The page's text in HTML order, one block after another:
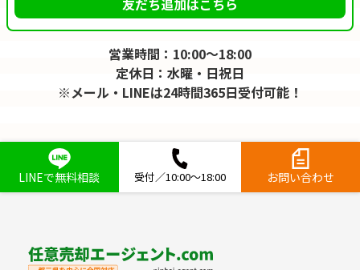
友だち追加はこちら
営業時間：10:00～18:00
定休日：水曜・日祝日
※メール・LINEは24時間365日受付可能！
LINEで無料相談 受付／10:00～18:00 お問い合わせ